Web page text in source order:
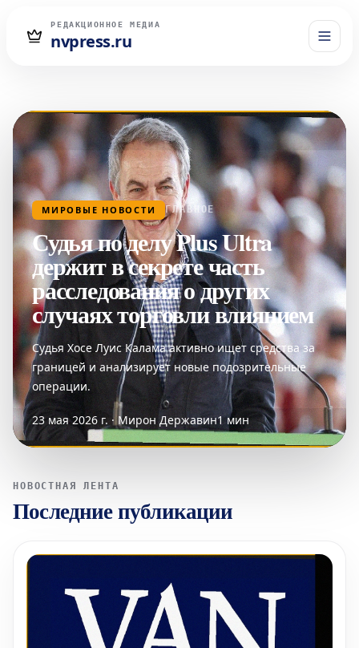
РЕДАКЦИОННОЕ МЕДИА
nvpress.ru
МИРОВЫЕ НОВОСТИ ГЛАВНОЕ
Судья по делу Plus Ultra
держит в секрете часть
расследования о других
случаях торговли влиянием
Судья Хосе Луис Калама активно ищет средства за
границей и анализирует новые подозрительные
операции.
23 мая 2026 г. · Мирон Державин1 мин
НОВОСТНАЯ ЛЕНТА
Последние публикации